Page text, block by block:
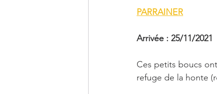
PARRAINER
Arrivée : 25/11/2021
Ces petits boucs
refuge de la honte